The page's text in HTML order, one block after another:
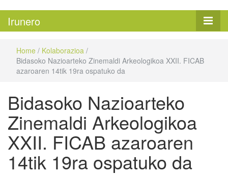
Irunero
Home / Kolaborazioa /
Bidasoko Nazioarteko Zinemaldi Arkeologikoa XXII. FICAB
azaroaren 14tik 19ra ospatuko da
Bidasoko Nazioarteko
Zinemaldi Arkeologikoa
XXII. FICAB azaroaren
14tik 19ra ospatuko da